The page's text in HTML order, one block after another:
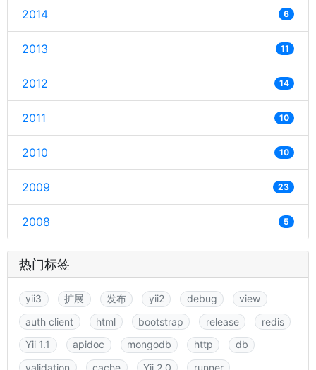
2014 6
2013 11
2012 14
2011 10
2010 10
2009 23
2008 5
热门标签
yii3 扩展 发布 yii2 debug
view
auth client
html bootstrap release
redis
Yii 1.1
apidoc mongodb http
db
validation
cache Yii 2.0 runner